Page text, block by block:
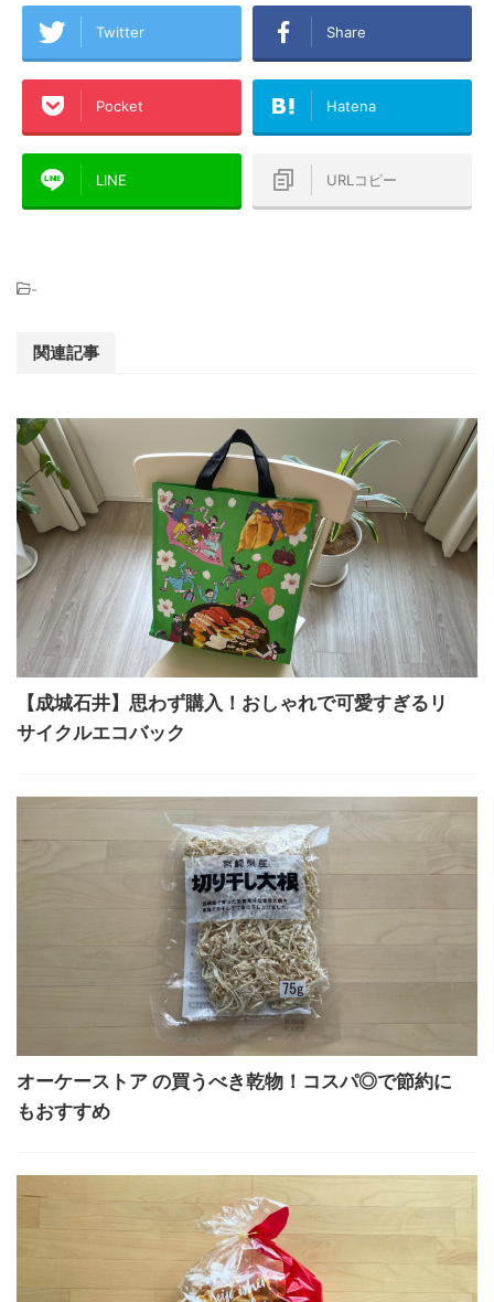
Twitter Share
Pocket Hatena
LINE URLコピー
-
関連記事
【成城石井】思わず購入！おしゃれで可愛すぎるリ
サイクルエコバック
オーケーストア の買うべき乾物！コスパ◎で節約に
もおすすめ